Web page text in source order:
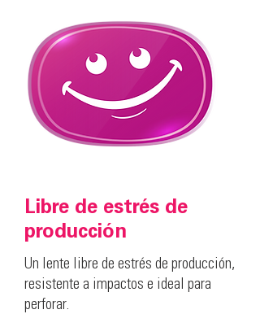
Libre de estrés de
producción
Un lente libre de estrés de producción,
resistente a impactos e ideal para
perforar.